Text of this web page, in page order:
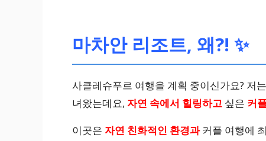
마차안 리조트, 왜?! ✨
사클레슈푸르 여행을 계획 중이신가요? 저
녀왔는데요, 자연 속에서 힐링하고 싶은 커
이곳은 자연 친화적인 환경과커플 여행에